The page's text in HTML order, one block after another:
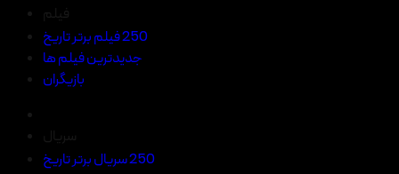
250 فیلم برتر تاریخ
جدیدترین فیلم ها
بازیگران
250 سریال برتر تاریخ